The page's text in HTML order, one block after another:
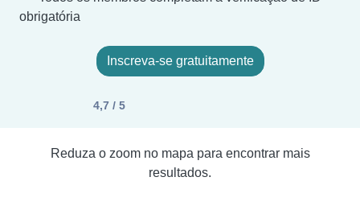
obrigatória
Inscreva-se gratuitamente
4,7 / 5
Reduza o zoom no mapa para encontrar mais
resultados.